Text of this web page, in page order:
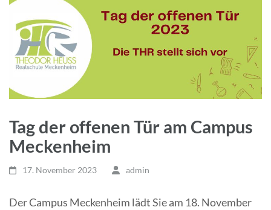
Tag der offenen Tür am Campus
Meckenheim
17. November 2023 admin
Der Campus Meckenheim lädt Sie am 18. November